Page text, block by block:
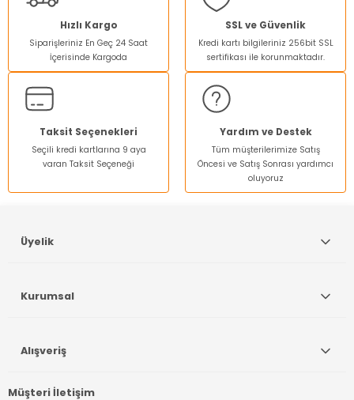
Ürün fiyatı diğer sitelerden daha pahalı.
Bu ürüne benzer farklı alternatifler olmalı.
Hızlı Kargo
Siparişleriniz En Geç 24 Saat
İçerisinde Kargoda
SSL ve Güvenlik
Kredi kartı bilgileriniz 256bit SSL
sertifikası ile korunmaktadır.
Taksit Seçenekleri
Seçili kredi kartlarına 9 aya
varan Taksit Seçeneği
Yardım ve Destek
Tüm müşterilerimize Satış
Öncesi ve Satış Sonrası yardımcı
oluyoruz
Müşteri İletişim
Üyelik
Kurumsal
Alışveriş